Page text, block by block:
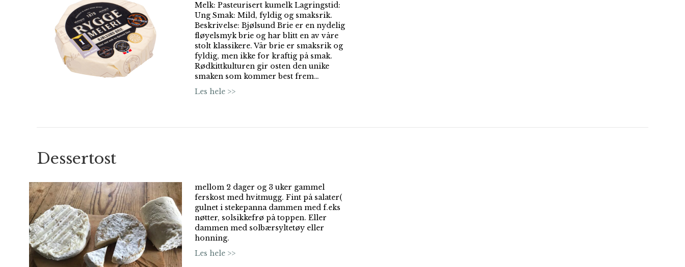
Melk: Pasteurisert kumelk Lagringstid:
Ung Smak: Mild, fyldig og smaksrik.
Beskrivelse: Bjølsund Brie er en nydelig
fløyelsmyk brie og har blitt en av våre
stolt klassikere. Vår brie er smaksrik og
fyldig, men ikke for kraftig på smak.
Rødkittkulturen gir osten den unike
smaken som kommer best frem…
Les hele >>
Dessertost
mellom 2 dager og 3 uker gammel
ferskost med hvitmugg. Fint på salater(
gulnet i stekepanna dammen med f.eks
nøtter, solsikkefrø på toppen. Eller
dammen med solbærsyltetøy eller
honning.
Les hele >>